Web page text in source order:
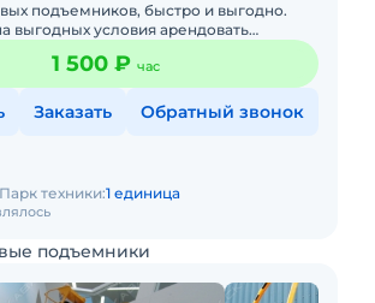
подъемников, быстро и выгодно.
выгодных условия арендовать
мачтовые подъемники марки ПМГ, так
б/у
1 500 ₽ час
Заказать Обратный звонок
Парк техники:1 единица
подъемники